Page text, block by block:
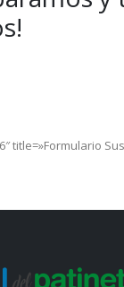
title=»Formulario